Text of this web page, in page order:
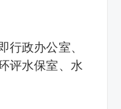
行政办公室、
评水保室、水